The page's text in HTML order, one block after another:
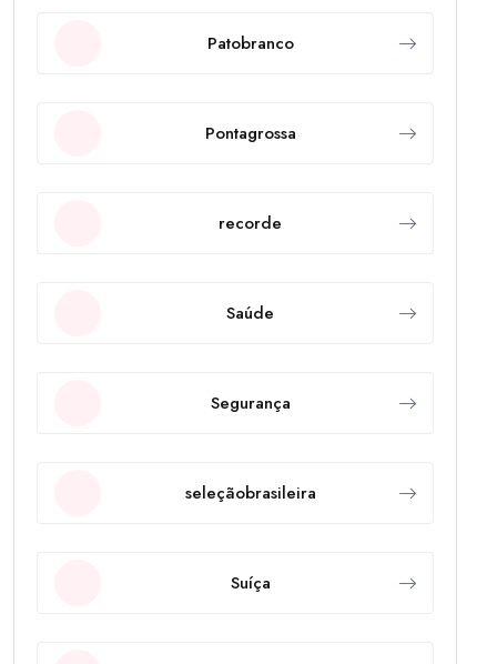
Patobranco
Pontagrossa
recorde
Saúde
Segurança
seleçãobrasileira
Suíça